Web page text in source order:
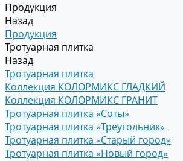
Продукция
Назад
Продукция
Тротуарная плитка
Назад
Тротуарная плитка
Коллекция КОЛОРМИКС ГЛАДКИЙ
Коллекция КОЛОРМИКС ГРАНИТ
Тротуарная плитка «Соты»
Тротуарная плитка «Треугольник»
Тротуарная плитка «Старый город»
Тротуарная плитка «Новый город»